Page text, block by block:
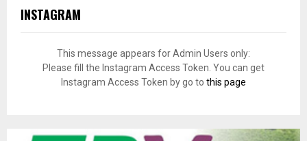
INSTAGRAM
This message appears for Admin Users only:
Please fill the Instagram Access Token. You can get
Instagram Access Token by go to this page